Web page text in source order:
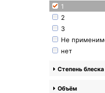
1
2
3
Не
нет
Степень блеска
Объём